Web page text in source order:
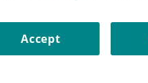
Accept